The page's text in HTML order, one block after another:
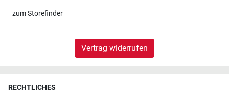
zumStorefinder
Vertrag widerrufen
RECHTLICHES